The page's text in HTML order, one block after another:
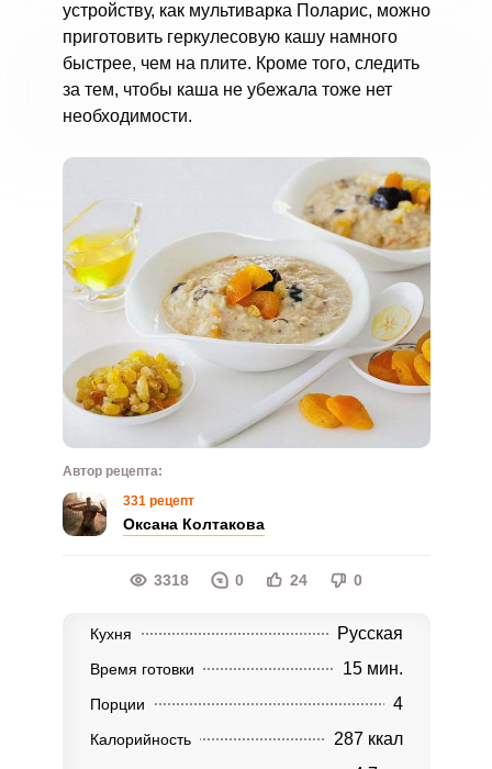
устройству, как мультиварка Поларис, можно
приготовить геркулесовую кашу намного
быстрее, чем на плите. Кроме того, следить
за тем, чтобы каша не убежала тоже нет
необходимости.
Автор рецепта:
331 рецепт
Оксана Колтакова
3318 0 24 0
Кухня Русская
Время готовки 15 мин.
Порции 4
Калорийность 287 ккал